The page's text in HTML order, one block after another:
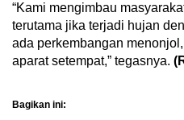
“Kami mengimbau
terutama jika terjadi hujan
ada perkembangan
aparat setempat,” tegasnya.
Bagikan ini: